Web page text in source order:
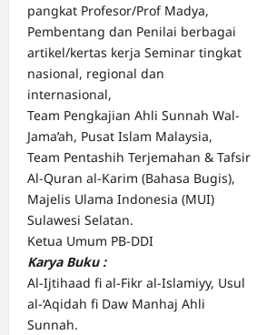
pangkat Profesor/Prof Madya,
Pembentang dan Penilai berbagai
artikel/kertas kerja Seminar tingkat
nasional, regional dan
internasional,
Team Pengkajian Ahli Sunnah Wal-
Jama’ah, Pusat Islam Malaysia,
Team Pentashih Terjemahan & Tafsir
Al-Quran al-Karim (Bahasa Bugis),
Majelis Ulama Indonesia (MUI)
Sulawesi Selatan.
Ketua Umum PB-DDI
Karya Buku :
Al-Ijtihaad fi al-Fikr al-Islamiyy, Usul
al-‘Aqidah fi Daw Manhaj Ahli
Sunnah.